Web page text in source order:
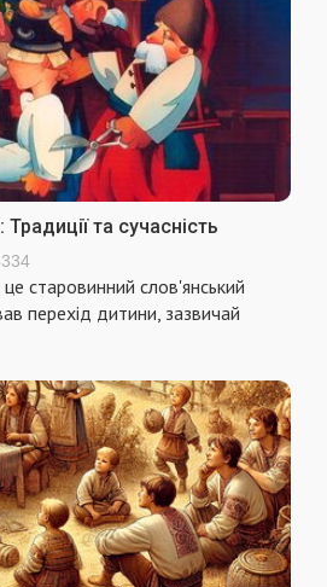
та сучасність
старовинний слов'янський
перехід дитини, зазвичай